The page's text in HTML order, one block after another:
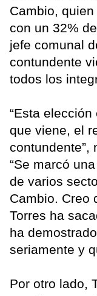
Cambio,
con un 32%
jefe comunal
contundente
todos los
“Esta
que viene, el
contundente”,
“Se marcó
de varios
Cambio. Creo
Torres ha
ha
seriamente y
Por otro lado,